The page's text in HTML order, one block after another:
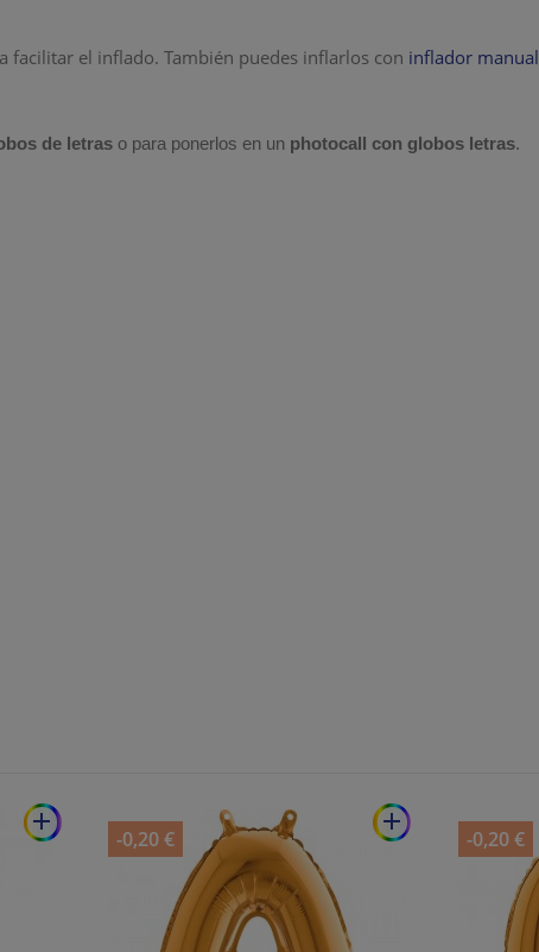
facilitar el inflado. También puedes inflarlos con inflador manual
de letras o para ponerlos en un photocall con globos letras.
add add
-0,20 € -0,20 €